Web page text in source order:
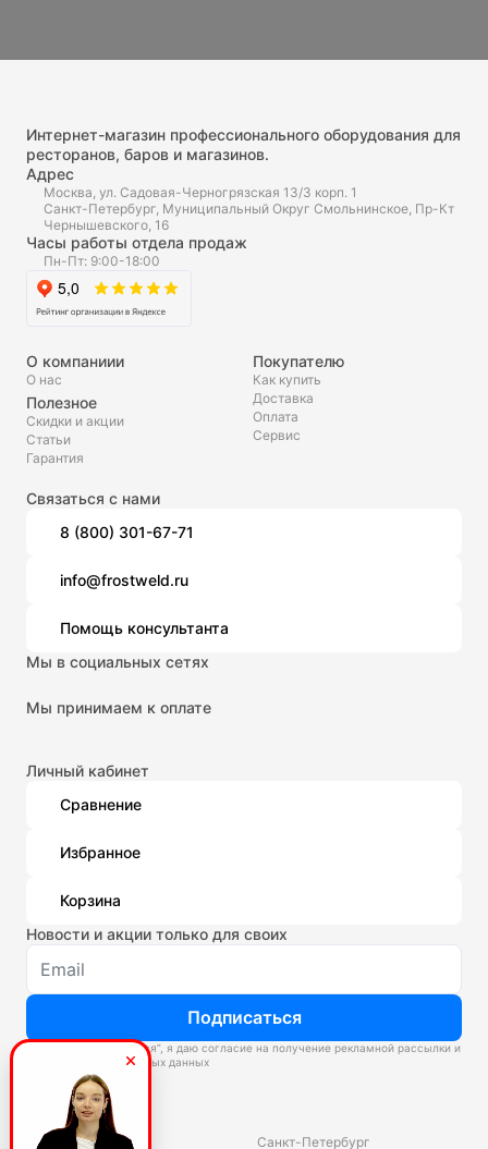
Интернет-магазин профессионального оборудования для
ресторанов, баров и магазинов.
Адрес
Москва, ул. Садовая-Черногрязская 13/3 корп. 1
Санкт-Петербург, Муниципальный Округ Смольнинское, Пр-Кт
Чернышевского, 16
Часы работы отдела продаж
Пн-Пт: 9:00-18:00
О компаниии
О нас
Полезное
Скидки и акции
Статьи
Гарантия
Покупателю
Как купить
Доставка
Оплата
Сервис
Связаться с нами
8 (800) 301-67-71
info@frostweld.ru
Помощь консультанта
Мы в социальных сетях
Мы принимаем к оплате
Личный кабинет
Сравнение
Избранное
Корзина
Новости и акции только для своих
Подписаться
Нажимая “Подписаться”, я даю согласие на получение рекламной рассылки и
обработку персональных данных
Склады
Владивосток
Санкт-Петербург